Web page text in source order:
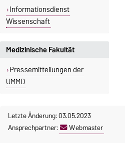
Informationsdienst
Wissenschaft
Medizinische Fakultät
Pressemitteilungen der
UMMD
Letzte Änderung: 03.05.2023
Ansprechpartner:
Webmaster